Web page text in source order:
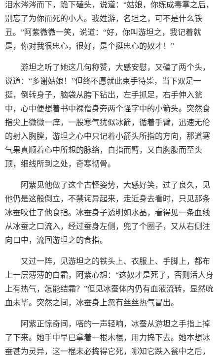
泪水涔涔而下，跪下磕头，说道：“姑娘，你练成毒掌之后，
别忘了为你而死的小人。我姓游，名坦之，可不是什么铁
丑。”阿紫微微一笑，说道：“好，你叫游坦之，我记着就
是，你对我很忠心，很好，是个挺忠心的奴才！”
游坦之听了她这几句称赞，大感安慰，又磕了两个头，
说道：“多谢姑娘！”但终不愿就此束手待毙，当下双足一
挺，倒转身子，脑袋从胯下钻出，左手抓足，右手伸入瓮
中，心中便想着书中裸僧身旁两个怪字中的小箭头。突然食
指尖上微微一痒，一股寒气犹似冰箭，循着手臂，迅速无伦
的射入胸膛，游坦之心中只记着小箭头所指的方向，那道寒
气果真顺着心中所想的脉络，自指而臂，又自胸腹而至头
顶，细线所到之处，奇寒彻骨。
阿紫见他做了这个古怪姿势，大感好笑，过了良久，见
他仍是这般倒立，不禁诧异起来，走近身去看时，只见那条
冰蚕咬住了他食指。冰蚕身子透明如水晶，看得见一条血线
从冰蚕之口流入，经过蚕身左侧，兜了个圈子，又从右侧注
向口中，流回游坦之的食指。
又过一阵，见游坦之的铁头上、衣服上、手脚上，都布
上一层薄薄的白霜，阿紫心想：“这奴才是死了，否则活人身
上有热气，怎能结霜？”但见冰蚕体内仍有血液流转，显然吮
血未毕。突然之间，冰蚕身上忽有丝丝热气冒出。
阿紫正惊奇间，嗒的一声轻响，冰蚕从游坦之手指上掉
了下来。她手中早已拿着一根木棍，用力捣下去。她本想冰
蚕甚为灵异，这一棍未必捣得它死，哪知它跌入瓮中之后，